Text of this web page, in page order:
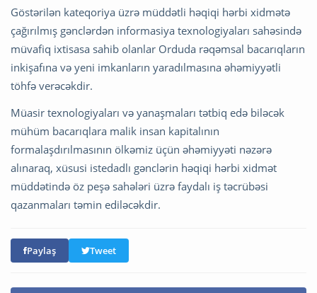
Göstərilən kateqoriya üzrə müddətli həqiqi hərbi xidmətə
çağırılmış gənclərdən informasiya texnologiyaları sahəsində
müvafiq ixtisasa sahib olanlar Orduda rəqəmsal bacarıqların
inkişafına və yeni imkanların yaradılmasına əhəmiyyətli
töhfə verəcəkdir.
Müasir texnologiyaları və yanaşmaları tətbiq edə biləcək
mühüm bacarıqlara malik insan kapitalının
formalaşdırılmasının ölkəmiz üçün əhəmiyyəti nəzərə
alınaraq, xüsusi istedadlı gənclərin həqiqi hərbi xidmət
müddətində öz peşə sahələri üzrə faydalı iş təcrübəsi
qazanmaları təmin ediləcəkdir.
Paylaş Tweet